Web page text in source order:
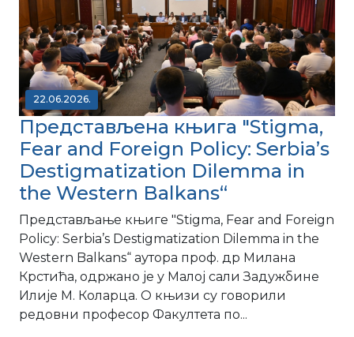
22.06.2026.
Представљена књига "Stigma,
Fear and Foreign Policy: Serbia’s
Destigmatization Dilemma in
the Western Balkans“
Представљање књигe "Stigma, Fear and Foreign
Policy: Serbia’s Destigmatization Dilemma in the
Western Balkans“ аутора проф. др Милана
Крстића, одржано је у Малој сали Задужбине
Илије М. Коларца. О књизи су говорили
редовни професор Факултета по...